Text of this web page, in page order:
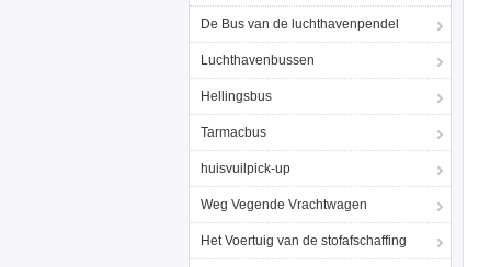
De Bus van de luchthavenpendel
Luchthavenbussen
Hellingsbus
Tarmacbus
huisvuilpick-up
Weg Vegende Vrachtwagen
Het Voertuig van de stofafschaffing